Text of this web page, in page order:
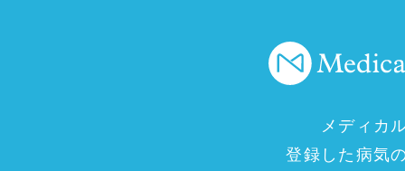
メディカ
登録した病気